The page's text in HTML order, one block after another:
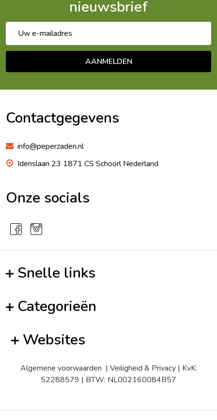
nieuwsbrief
mailadres
AANMELDEN
Contactgegevens
info@peperzaden.nl
Idenslaan 23 1871 CS Schoorl Nederland
Onze socials
Snelle links
Categorieën
Websites
Algemene voorwaarden | Veiligheid & Privacy| KvK:
52288579 | BTW: NL002160084B57